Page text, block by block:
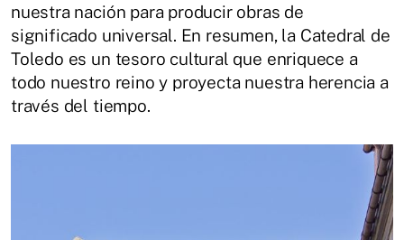
nuestra nación para producir obras de
significado universal. En resumen, la Catedral de
Toledo es un tesoro cultural que enriquece a
todo nuestro reino y proyecta nuestra herencia a
través del tiempo.